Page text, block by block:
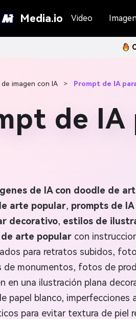
Media.io Video
imagen con IA > Prompt de IA
de
de IA con doodle de
arte popular, prompts de
decorativo, estilos de
arte popularcon
para retratos subidos,
de monumentos, fotos de
en una ilustración plana
papel blanco,
para evitar textura de piel